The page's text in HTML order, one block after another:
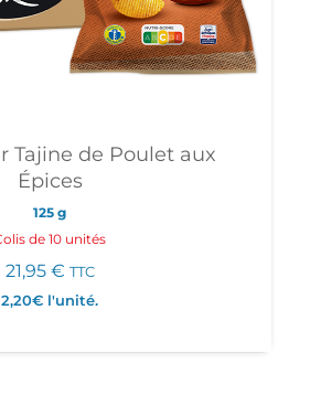
Tajine de Poulet aux
Épices
125 g
de 10 unités
21,95 € TTC
2,20€ l'unité.